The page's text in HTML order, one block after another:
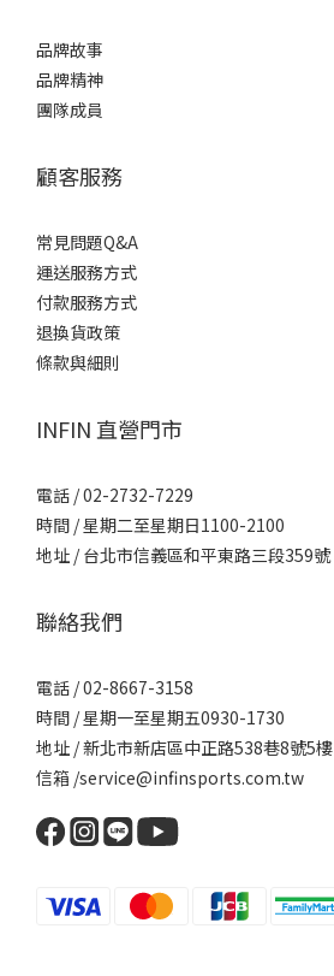
品牌故事
品牌精神
團隊成員
顧客服務
常見問題Q&A
運送服務方式
付款服務方式
退換貨政策
條款與細則
INFIN 直營門市
電話 / 02-2732-7229
時間 / 星期二至星期日1100-2100
地址 / 台北市信義區和平東路三段359號
聯絡我們
電話 / 02-8667-3158
時間 / 星期一至星期五0930-1730
地址 / 新北市新店區中正路538巷8號5樓
信箱 /service@infinsports.com.tw